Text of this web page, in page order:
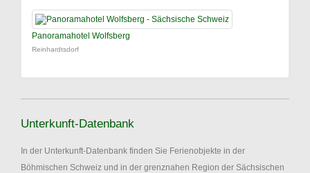
Panoramahotel Wolfsberg
Reinhardtsdorf
Unterkunft-Datenbank
In der Unterkunft-Datenbank finden Sie Ferienobjekte in der
Böhmischen Schweiz und in der grenznahen Region der Sächsischen